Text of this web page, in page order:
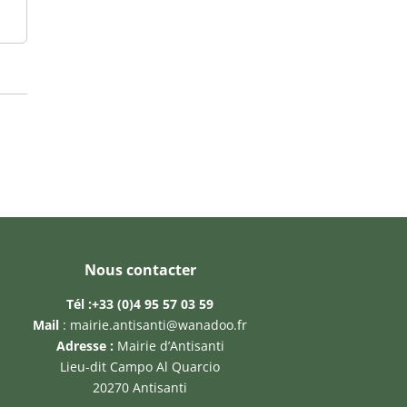
Nous contacter
Tél :+33 (0)4 95 57 03 59
Mail : mairie.antisanti@wanadoo.fr
Adresse : Mairie d’Antisanti
Lieu-dit Campo Al Quarcio
20270 Antisanti